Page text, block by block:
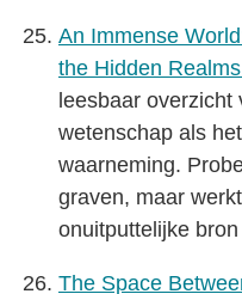
An Immense
the Hidden
leesbaar
wetenschap als
waarneming.
graven, maar
onuitputtelijke
The Space